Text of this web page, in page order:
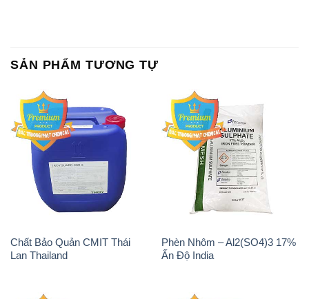
SẢN PHẨM TƯƠNG TỰ
Chất Bảo Quản CMIT Thái
Lan Thailand
Phèn Nhôm – Al2(SO4)3 17%
Ấn Độ India